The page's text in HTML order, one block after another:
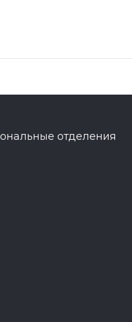
отделения